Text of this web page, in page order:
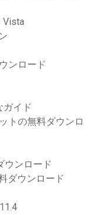
Vista
ンロード
ガイド
トの無料ダウンロ
ウンロード
ダウンロード